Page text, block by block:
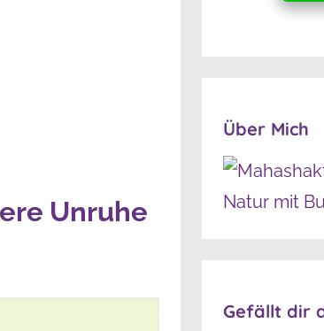
Unruhe
Über Mich
Gefällt dir